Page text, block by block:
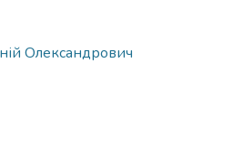
Олександрович